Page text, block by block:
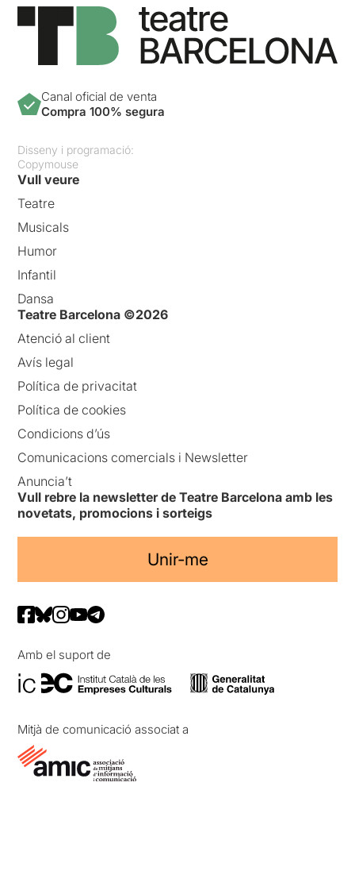
Canal oficial de venta
Compra 100% segura
Disseny i programació:
Copymouse
Vull veure
Teatre
Musicals
Humor
Infantil
Dansa
Teatre Barcelona ©2026
Atenció al client
Avís legal
Política de privacitat
Política de cookies
Condicions d’ús
Comunicacions comercials i Newsletter
Anuncia’t
Vull rebre la newsletter de Teatre Barcelona amb les
novetats, promocions i sorteigs
Unir-me
Amb el suport de
Mitjà de comunicació associat a